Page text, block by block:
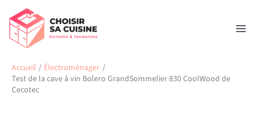
contenu
Accueil
Électroménager
Test de la cave à vin Bolero GrandSommelier 830 CoolWood de
Cecotec
Rechercher